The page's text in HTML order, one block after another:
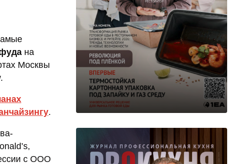
на
Москвы
.
с ООО